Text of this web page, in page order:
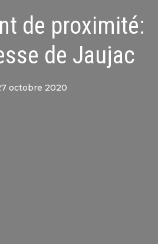
de proximité:
de Jaujac
octobre 2020